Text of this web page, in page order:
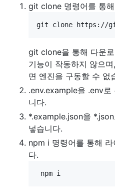
git clone 명령어를 통
git clone https://
git clone을 통해 다운
기능이 작동하지 않으
면 엔진을 구동할 수 없
.env.example을 .env로
니다.
*.example.json을
넣습니다.
npm i 명령어를 통해
다.
npm i